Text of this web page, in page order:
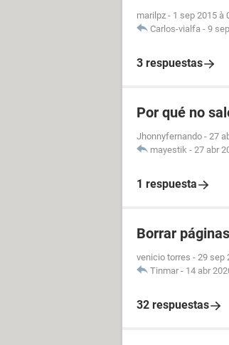
marilpz - 1 sep 2015 à
Carlos-vialfa - 9
3 respuestas
Por qué no
Jhonnyfernando - 27
mayestik - 27 abr
1 respuesta
Borrar
venicio torres - 29 sep
Tinmar - 14 abr
32 respuestas